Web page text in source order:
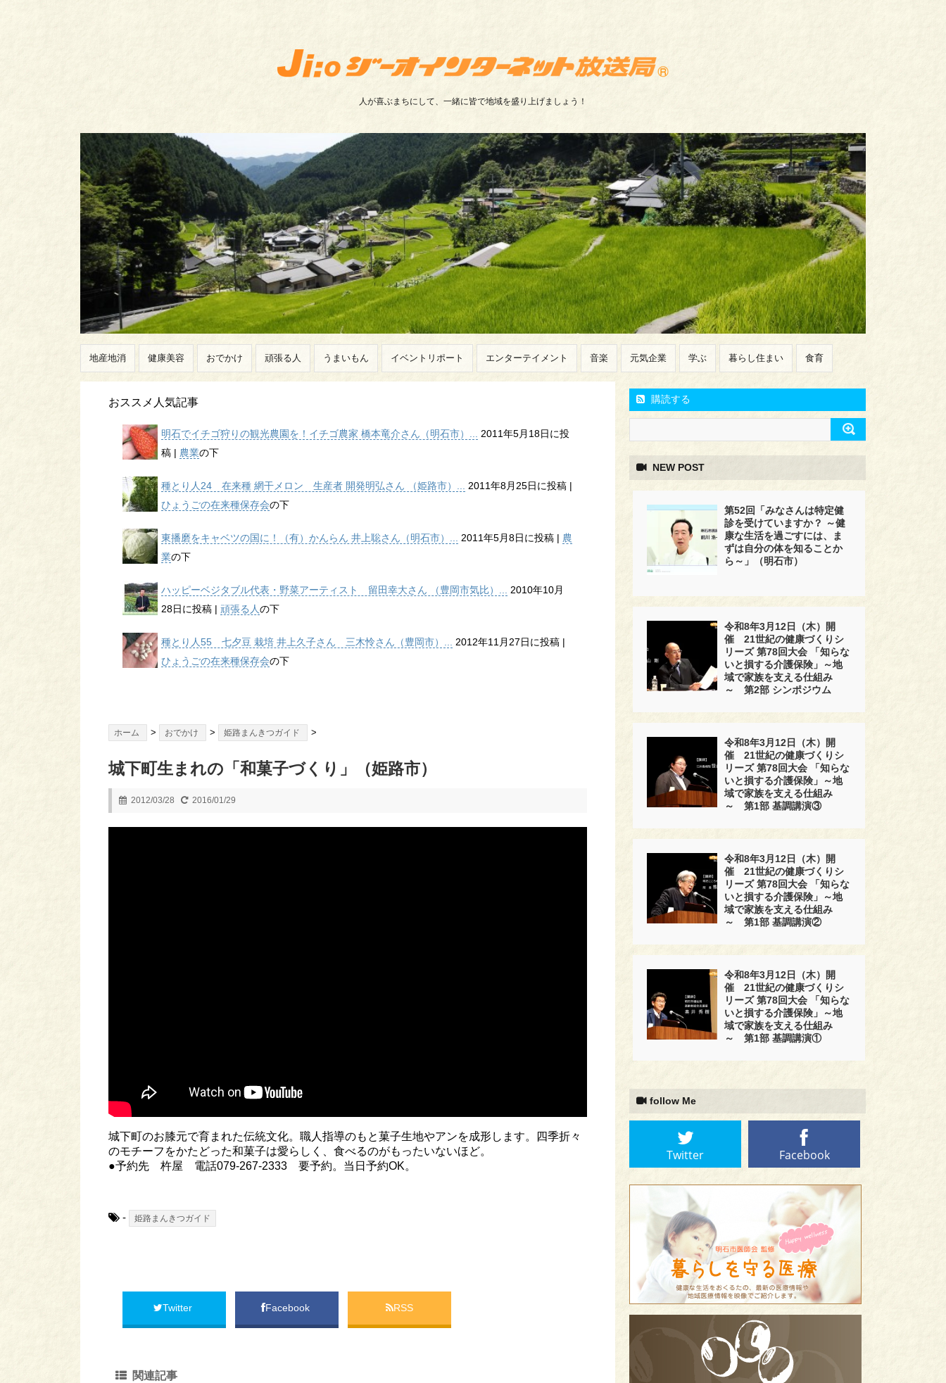
人が喜ぶまちにして、一緒に皆で地域を盛り上げましょう！
地産地消 健康美容 おでかけ 頑張る人 うまいもん イベントリポート エンターテイメント 音楽 元気企業 学ぶ 暮らし住まい 食育
おススメ人気記事
明石でイチゴ狩りの観光農園を！イチゴ農家 橋本竜介さん（明石市）...
2011年5月18日に投
稿 | 農業の下
種とり人24 在来種 網干メロン 生産者 開発明弘さん （姫路市）... 2011年8月25日に投稿 |
ひょうごの在来種保存会の下
東播磨をキャベツの国に！（有）かんらん 井上聡さん（明石市）... 2011年5月8日に投稿 | 農
業の下
ハッピーベジタブル代表・野菜アーティスト 留田幸大さん （豊岡市気比）...
2010年10月
28日に投稿 | 頑張る人の下
種とり人55 七夕豆 栽培 井上久子さん 三木怜さん（豊岡市）... 2012年11月27日に投稿 |
ひょうごの在来種保存会の下
ホーム > おでかけ > 姫路まんきつガイド >
城下町生まれの「和菓子づくり」（姫路市）
2012/03/28 2016/01/29
城下町のお膝元で育まれた伝統文化。職人指導のもと菓子生地やアンを成形します。四季折々
のモチーフをかたどった和菓子は愛らしく、食べるのがもったいないほど。
●予約先 杵屋 電話079-267-2333 要予約。当日予約OK。
- 姫路まんきつガイド
Twitter Facebook RSS
関連記事
購読する
NEW POST
第52回「みなさんは特定健
診を受けていますか？ ～健
康な生活を過ごすには、ま
ずは自分の体を知ることか
ら～」（明石市）
令和8年3月12日（木）開
催 21世紀の健康づくりシ
リーズ 第78回大会 「知らな
いと損する介護保険」～地
域で家族を支える仕組み
～ 第2部 シンポジウム
令和8年3月12日（木）開
催 21世紀の健康づくりシ
リーズ 第78回大会 「知らな
いと損する介護保険」～地
域で家族を支える仕組み
～ 第1部 基調講演③
令和8年3月12日（木）開
催 21世紀の健康づくりシ
リーズ 第78回大会 「知らな
いと損する介護保険」～地
域で家族を支える仕組み
～ 第1部 基調講演②
令和8年3月12日（木）開
催 21世紀の健康づくりシ
リーズ 第78回大会 「知らな
いと損する介護保険」～地
域で家族を支える仕組み
～ 第1部 基調講演①
follow Me
Twitter Facebook